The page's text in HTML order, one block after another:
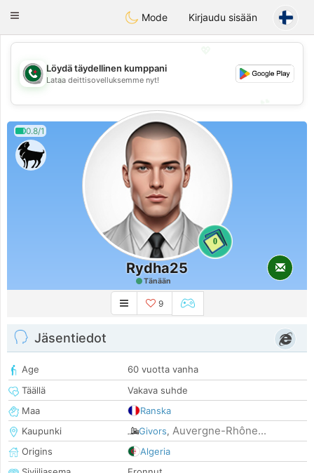
Weshrak
Toggle
Mode Kirjaudu sisään
💖
💕
Löydä täydellinen kumppani
Lataa deittisovelluksemme nyt!
0.8/1
0
Rydha25
Tänään
9
Jäsentiedot
Age
60 vuotta vanha
Täällä
Vakava suhde
Maa
Ranska
Kaupunki
Givors, Auvergne-Rhône...
Origins
Algeria